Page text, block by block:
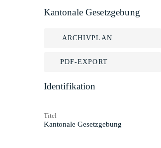
Kantonale Gesetzgebung
ARCHIVPLAN
PDF-EXPORT
Identifikation
Titel
Kantonale Gesetzgebung